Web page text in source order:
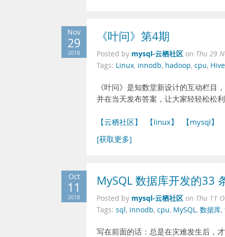
Nov
29
2018
《叶问》第4期
Posted by mysql-云栖社区 on Thu 29
Tags: Linux, innodb, hadoop, cpu, Hive
《叶问》是知数堂新设计的互动栏目
并在当天发布答案，让大家轻轻松松
【云栖社区】 【linux】 【mysql】
[获取更多]
Oct
11
2018
MySQL 数据库开发的33
Posted by mysql-云栖社区 on Thu 11
Tags: sql, innodb, cpu, MySQL, 数据库,
写在前面的话：总是在灾难发生后，